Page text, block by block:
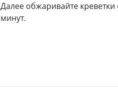
Далее обжаривайте
минут.